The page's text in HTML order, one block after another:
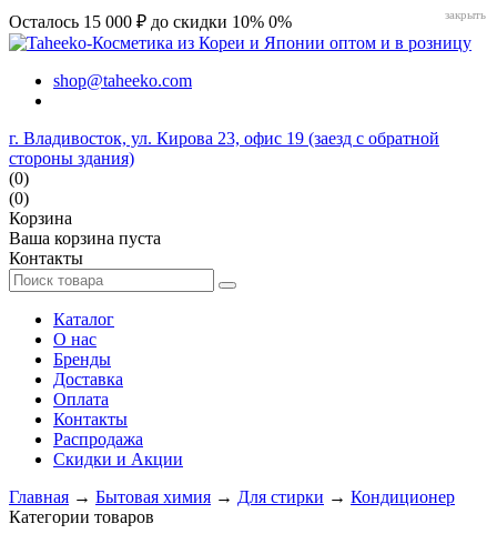
Осталось 15 000 ₽ до скидки 10% 0%
shop@taheeko.com
г. Владивосток, ул. Кирова 23, офис 19 (заезд с обратной
стороны здания)
(0)
(0)
Корзина
Ваша корзина пуста
Контакты
Каталог
О нас
Бренды
Доставка
Оплата
Контакты
Распродажа
Скидки и Акции
Главная → Бытовая химия → Для стирки → Кондиционер
Категории товаров
закрыть